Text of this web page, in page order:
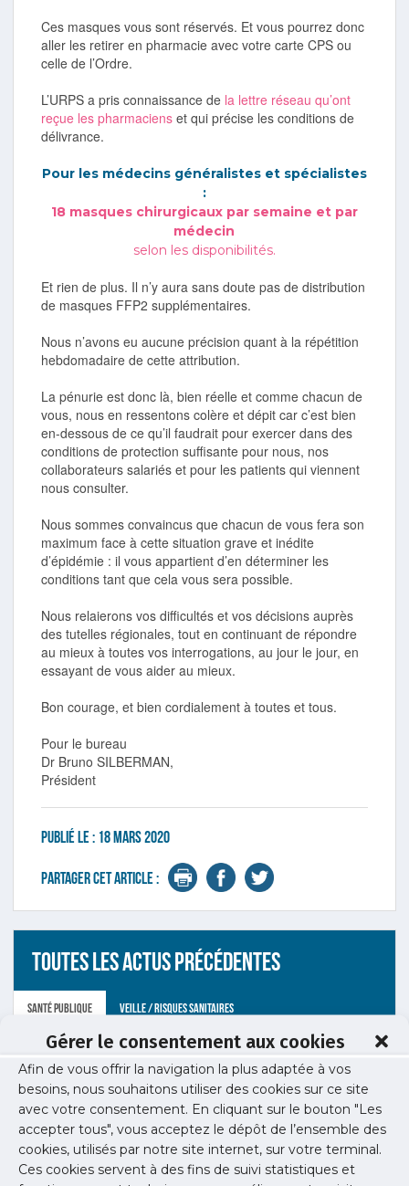
Gérer le consentement aux cookies
Afin de vous offrir la navigation la plus adaptée à vos
besoins, nous souhaitons utiliser des cookies sur ce site
avec votre consentement. En cliquant sur le bouton "Les
accepter tous", vous acceptez le dépôt de l’ensemble des
cookies, utilisés par notre site internet, sur votre terminal.
Ces cookies servent à des fins de suivi statistiques et
Ces masques vous sont réservés. Et vous pourrez donc
aller les retirer en pharmacie avec votre carte CPS ou
celle de l’Ordre.
L’URPS a pris connaissance de la lettre réseau qu’ont
reçue les pharmaciens et qui précise les conditions de
délivrance.
Pour les médecins généralistes et spécialistes
:
18 masques chirurgicaux par semaine et par
médecin
selon les disponibilités.
Et rien de plus. Il n’y aura sans doute pas de distribution
de masques FFP2 supplémentaires.
Nous n’avons eu aucune précision quant à la répétition
hebdomadaire de cette attribution.
La pénurie est donc là, bien réelle et comme chacun de
vous, nous en ressentons colère et dépit car c’est bien
en-dessous de ce qu’il faudrait pour exercer dans des
conditions de protection suffisante pour nous, nos
collaborateurs salariés et pour les patients qui viennent
nous consulter.
Nous sommes convaincus que chacun de vous fera son
maximum face à cette situation grave et inédite
d’épidémie : il vous appartient d’en déterminer les
conditions tant que cela vous sera possible.
Nous relaierons vos difficultés et vos décisions auprès
des tutelles régionales, tout en continuant de répondre
au mieux à toutes vos interrogations, au jour le jour, en
essayant de vous aider au mieux.
Bon courage, et bien cordialement à toutes et tous.
Pour le bureau
Dr Bruno SILBERMAN,
Président
Publié le : 18 mars 2020
Partager cet article :
Toutes les actus précédentes
Santé publique Veille / Risques sanitaires
22 juin 2026
Colloque sur l’obésité